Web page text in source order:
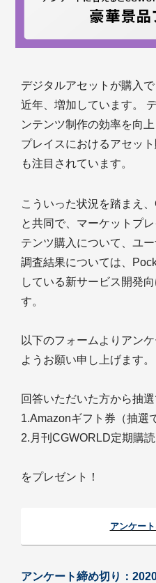
デジタルアセットが購入
近年、増加しています。
ンテンツ制作の効率を向
プレイスにおけるアセッ
も注目されています。
こういった状況を踏まえ
と共同で、マーケットプ
テンツ購入について、ユ
調査結果については、
している新サービス開発
す。
以下のフォームよりアン
ようお願い申し上げます
回答いただいた方から抽
1.Amazonギフト券（抽選
2.月刊CGWORLD定期購
をプレゼント！
アンケー
アンケート締め切り：